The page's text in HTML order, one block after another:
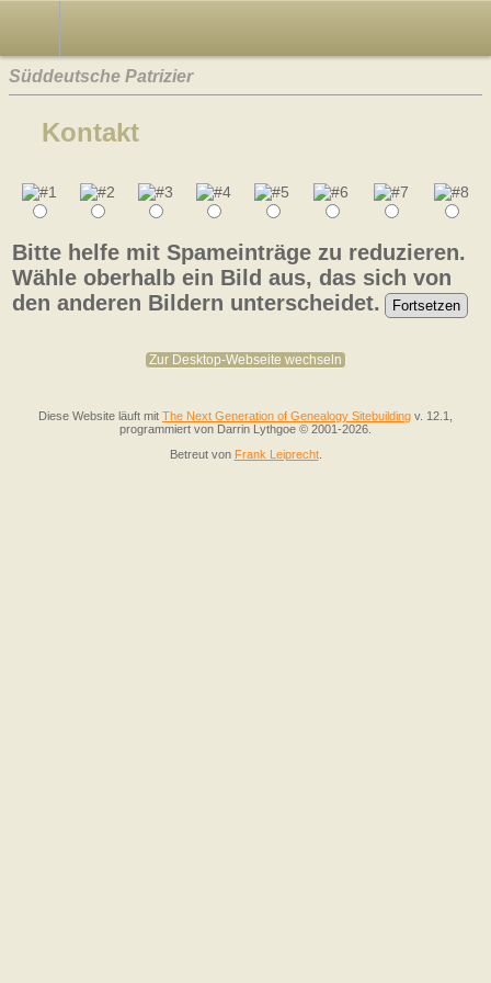
Süddeutsche Patrizier
Kontakt
Bitte helfe mit Spameinträge zu reduzieren.
Wähle oberhalb ein Bild aus, das sich von
den anderen Bildern unterscheidet.
Zur Desktop-Webseite wechseln
Diese Website läuft mit The Next Generation of Genealogy Sitebuilding v. 12.1,
programmiert von Darrin Lythgoe © 2001-2026.
Betreut von Frank Leiprecht.